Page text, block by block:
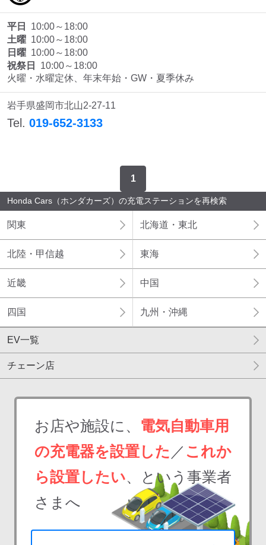
車種
検索する
平日
10:00～18:00
土曜 10:00～18:00
日曜 10:00～18:00
祝祭日
10:00～18:00
火曜・水曜定休、年末年始・GW・夏季休み
岩手県盛岡市北山2-27-11
Tel. 019-652-3133
1
Honda Cars（ホンダカーズ）の充電ステーションを再検索
関東 北海道・東北
北陸・甲信越 東海
近畿 中国
四国 九州・沖縄
EV一覧
チェーン店
お店や施設に、 電気自動車用
の充電器を設置した ／ これか
ら設置したい、という事業者
さまへ